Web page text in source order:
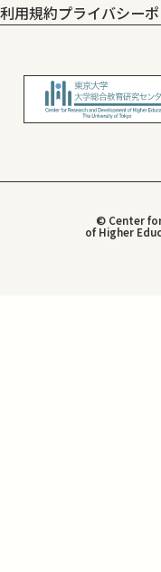
利用規約プライバシー
© Center
of Higher